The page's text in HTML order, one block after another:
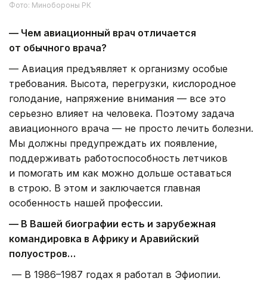
Фото: Минобороны РК
— Чем авиационный врач отличается
от обычного врача?
— Авиация предъявляет к организму особые
требования. Высота, перегрузки, кислородное
голодание, напряжение внимания — все это
серьезно влияет на человека. Поэтому задача
авиационного врача — не просто лечить болезни.
Мы должны предупреждать их появление,
поддерживать работоспособность летчиков
и помогать им как можно дольше оставаться
в строю. В этом и заключается главная
особенность нашей профессии.
— В Вашей биографии есть и зарубежная
командировка в Африку и Аравийский
полуостров…
— В 1986–1987 годах я работал в Эфиопии.